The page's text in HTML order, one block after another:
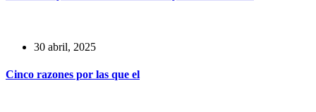
30 abril, 2025
Cinco razones por las que el